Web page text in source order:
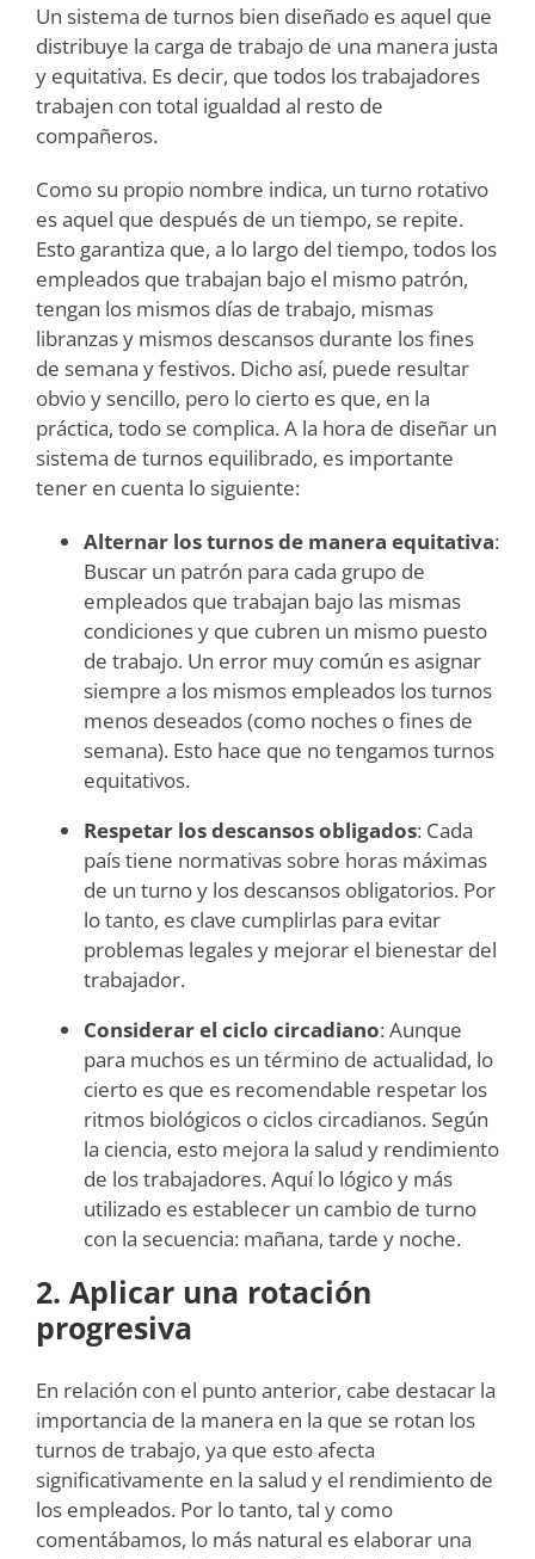
Un sistema de turnos bien diseñado es aquel que
distribuye la carga de trabajo de una manera justa
y equitativa. Es decir, que todos los trabajadores
trabajen con total igualdad al resto de
compañeros.
Como su propio nombre indica, un turno rotativo
es aquel que después de un tiempo, se repite.
Esto garantiza que, a lo largo del tiempo, todos los
empleados que trabajan bajo el mismo patrón,
tengan los mismos días de trabajo, mismas
libranzas y mismos descansos durante los fines
de semana y festivos. Dicho así, puede resultar
obvio y sencillo, pero lo cierto es que, en la
práctica, todo se complica. A la hora de diseñar un
sistema de turnos equilibrado, es importante
tener en cuenta lo siguiente:
Alternar los turnos de manera equitativa:
Buscar un patrón para cada grupo de
empleados que trabajan bajo las mismas
condiciones y que cubren un mismo puesto
de trabajo. Un error muy común es asignar
siempre a los mismos empleados los turnos
menos deseados (como noches o fines de
semana). Esto hace que no tengamos turnos
equitativos.
Respetar los descansos obligados: Cada
país tiene normativas sobre horas máximas
de un turno y los descansos obligatorios. Por
lo tanto, es clave cumplirlas para evitar
problemas legales y mejorar el bienestar del
trabajador.
Considerar el ciclo circadiano: Aunque
para muchos es un término de actualidad, lo
cierto es que es recomendable respetar los
ritmos biológicos o ciclos circadianos. Según
la ciencia, esto mejora la salud y rendimiento
de los trabajadores. Aquí lo lógico y más
utilizado es establecer un cambio de turno
con la secuencia: mañana, tarde y noche.
2. Aplicar una rotación
progresiva
En relación con el punto anterior, cabe destacar la
importancia de la manera en la que se rotan los
turnos de trabajo, ya que esto afecta
significativamente en la salud y el rendimiento de
los empleados. Por lo tanto, tal y como
comentábamos, lo más natural es elaborar una